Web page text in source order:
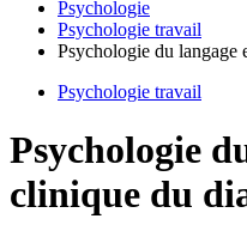
Psychologie
Psychologie travail
Psychologie du langage
Psychologie travail
Psychologie
clinique du